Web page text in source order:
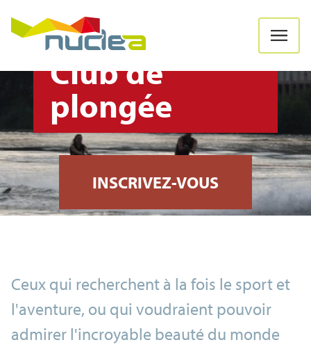
Club de
plongée
INSCRIVEZ-VOUS
Ceux qui recherchent à la fois le sport et
l'aventure, ou qui voudraient pouvoir
admirer l'incroyable beauté du monde